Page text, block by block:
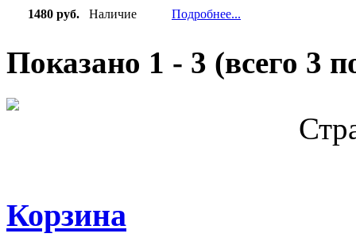
1480 руб. Наличие Подробнее...
Показано 1 - 3 (всего 3
Корзина